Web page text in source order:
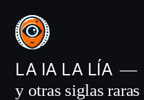
Saltar
contenido
LA IA LA LÍA
y otras siglas raras